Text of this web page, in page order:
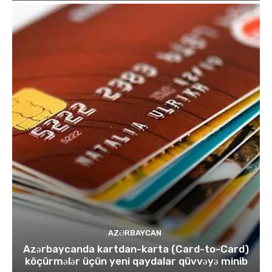
AZƏRBAYCAN
Azərbaycanda kartdan-karta (Card-to-Card)
köçürmələr üçün yeni qaydalar qüvvəyə minib